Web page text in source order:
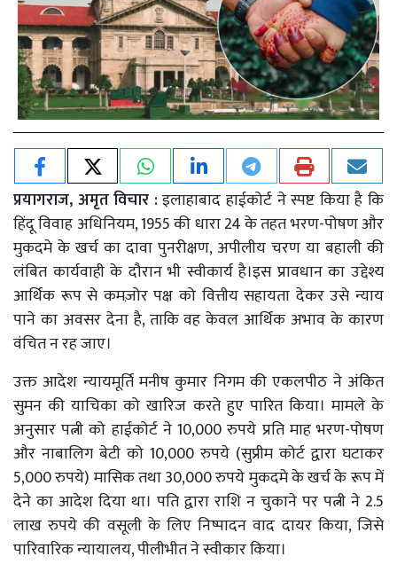
प्रयागराज, अमृत विचार :इलाहाबाद हाईकोर्ट ने स्पष्ट किया है कि
हिंदू विवाह अधिनियम, 1955 की धारा 24 के तहत भरण-पोषण और
मुकदमे के खर्च का दावा पुनरीक्षण, अपीलीय चरण या बहाली की
लंबित कार्यवाही के दौरान भी स्वीकार्य है।इस प्रावधान का उद्देश्य
आर्थिक रूप से कमज़ोर पक्ष को वित्तीय सहायता देकर उसे न्याय
पाने का अवसर देना है, ताकि वह केवल आर्थिक अभाव के कारण
वंचित न रह जाए।
उक्त आदेश न्यायमूर्ति मनीष कुमार निगम की एकलपीठ ने अंकित
सुमन की याचिका को खारिज करते हुए पारित किया। मामले के
अनुसार पत्नी को हाईकोर्ट ने 10,000 रुपये प्रति माह भरण-पोषण
और नाबालिग बेटी को 10,000 रुपये (सुप्रीम कोर्ट द्वारा घटाकर
5,000 रुपये) मासिक तथा 30,000 रुपये मुकदमे के खर्च के रूप में
देने का आदेश दिया था। पति द्वारा राशि न चुकाने पर पत्नी ने 2.5
लाख रुपये की वसूली के लिए निष्पादन वाद दायर किया, जिसे
पारिवारिक न्यायालय, पीलीभीत ने स्वीकार किया।